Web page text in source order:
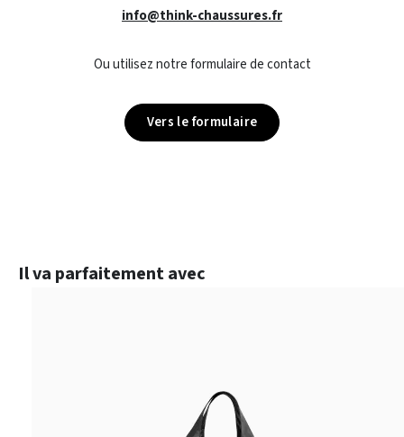
info@think-chaussures.fr
Ou utilisez notre formulaire de contact
Vers le formulaire
Ignorer la galerie de produits
Il va parfaitement avec